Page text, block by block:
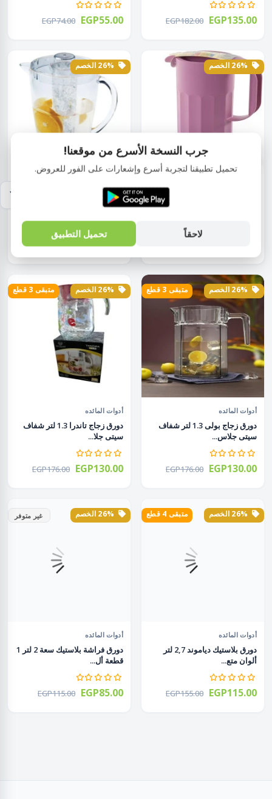
EGP182.00 EGP135.00
EGP74.00 EGP55.00
دورق ضد الكسر 1.4 لتر 1 قطعة
أدوات المائده
EGP202.00 EGP150.00
متبقى 3 قطع
أدوات المائده
دورق زجاج بولى 1.3 لتر شفاف
سيتى جلاس...
EGP176.00 EGP130.00
متبقى 3 قطع
أدوات المائده
دورق زجاج تاندرا 1.3 لتر شفاف
سيتى جلا...
EGP176.00 EGP130.00
متبقى 4 قطع
أدوات المائده
دورق بلاستيك دياموند 2,7 لتر
ألوان متع...
EGP155.00 EGP115.00
غير متوفر
أدوات المائده
دورق فراشة بلاستيك سعة 2 لتر 1
قطعة أل...
EGP115.00 EGP85.00
جرب النسخة الأسرع من موقعنا!
تحميل تطبيقنا لتجربة أسرع وإشعارات على الفور للعروض.
لاحقاً تحميل التطبيق